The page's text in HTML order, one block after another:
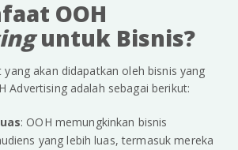
OOH
untuk Bisnis?
akan didapatkan oleh bisnis yang
Advertising adalah sebagai berikut:
: OOH memungkinkan bisnis
yang lebih luas, termasuk mereka